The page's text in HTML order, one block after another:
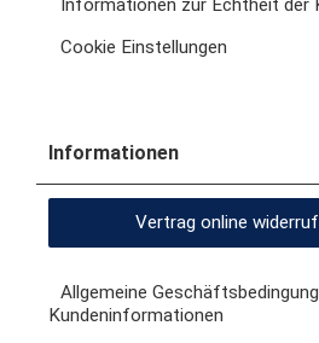
Informationen zur Echtheit der
Cookie Einstellungen
Informationen
Vertrag online
Allgemeine
Kundeninformationen